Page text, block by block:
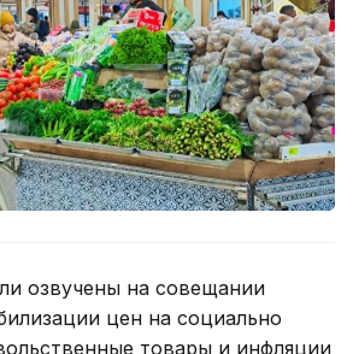
озвучены на совещании
цен на социально
товары и инфляции